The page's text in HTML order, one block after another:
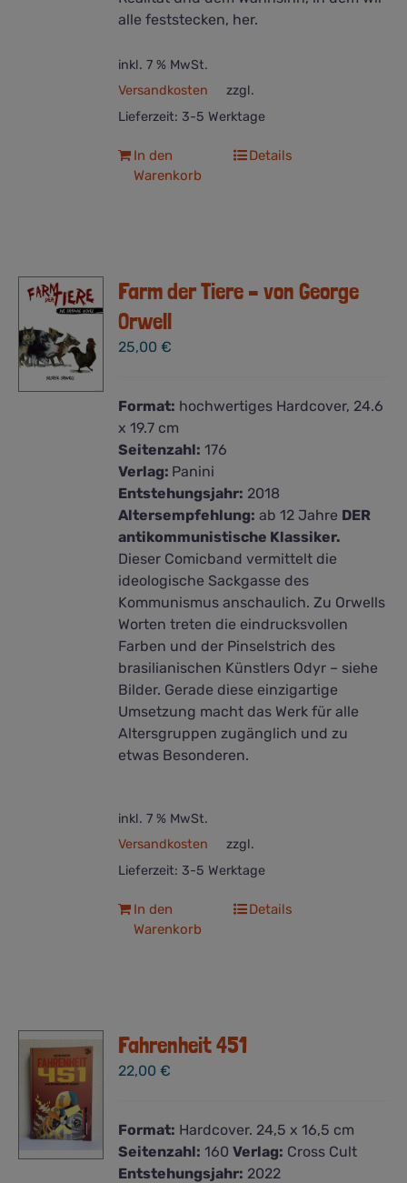
alle feststecken, her.
inkl. 7 % MwSt.
zzgl.
Versandkosten
Lieferzeit: 3-5 Werktage
In den
Warenkorb
Details
Farm der Tiere – von George
Orwell
25,00€
Format: hochwertiges Hardcover, 24.6
x 19.7 cm
Seitenzahl: 176
Verlag: Panini
Entstehungsjahr: 2018
Altersempfehlung: ab 12 Jahre DER
antikommunistische Klassiker.
Dieser Comicband vermittelt die
ideologische Sackgasse des
Kommunismus anschaulich. Zu Orwells
Worten treten die eindrucksvollen
Farben und der Pinselstrich des
brasilianischen Künstlers Odyr – siehe
Bilder. Gerade diese einzigartige
Umsetzung macht das Werk für alle
Altersgruppen zugänglich und zu
etwas Besonderen.
inkl. 7 % MwSt.
zzgl.
Versandkosten
Lieferzeit: 3-5 Werktage
In den
Warenkorb
Details
Fahrenheit 451
22,00€
Format: Hardcover. 24,5 x 16,5 cm
Seitenzahl: 160Verlag: Cross Cult
Entstehungsjahr: 2022